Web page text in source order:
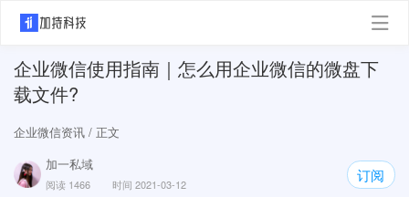
企业微信使用指南｜怎么用企业微信的微盘下
载文件?
企业微信资讯 / 正文
加一私域
阅读 1466 时间 2021-03-12
订阅